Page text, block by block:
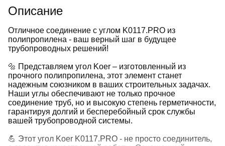
Описание
Отличное соединение с углом K0117.PRO из
полипропилена - ваш верный шаг в будущее
трубопроводных решений!
🔩 Представляем угол Koer – изготовленный из
прочного полипропилена, этот элемент станет
надежным союзником в ваших строительных задачах.
Наши углы обеспечивают не только прочное
соединение труб, но и высокую степень герметичности,
гарантируя долгий и бесперебойный срок службы
вашей трубопроводной системы.
💪 Этот угол Koer K0117.PRO - не просто соединитель,